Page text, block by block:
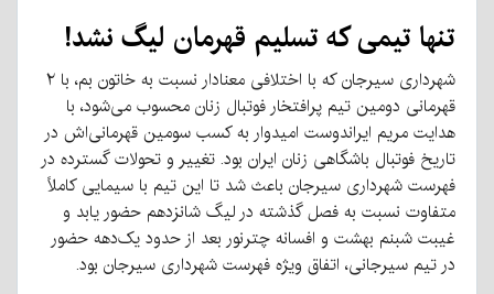
تنها تیمی که تسلیم قهرمان لیگ نشد!
شهرداری سیرجان که با اختلافی معنادار نسبت به خاتون بم، با ۲
قهرمانی دومین تیم پرافتخار فوتبال زنان محسوب می‌شود، با
هدایت مریم ایراندوست امیدوار به کسب سومین قهرمانی‌اش در
تاریخ فوتبال باشگاهی زنان ایران بود. تغییر و تحولات گسترده در
فهرست شهرداری سیرجان باعث شد تا این تیم با سیمایی کاملاً
متفاوت نسبت به فصل گذشته در لیگ شانزدهم حضور یابد و
غیبت شبنم بهشت و افسانه چترنور بعد از حدود یک‌دهه حضور
در تیم سیرجانی، اتفاق ویژه فهرست شهرداری سیرجان بود.